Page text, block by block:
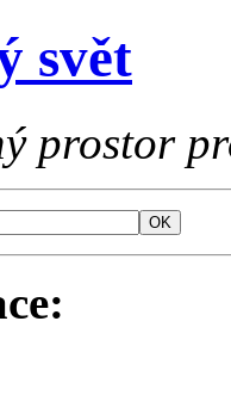
svět
prostor